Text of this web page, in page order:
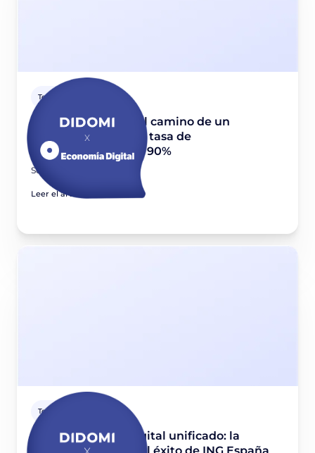
Testimonio cliente
Economía Digital: el camino de un
publisher hacia una tasa de
consentimiento del 90%
September 23, 2024
Leer el artículo
Testimonio cliente
Consentimiento digital unificado: la